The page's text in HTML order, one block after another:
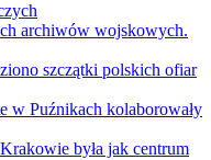
archiwów wojskowych.
szczątki polskich ofiar
w Puźnikach kolaborowały
była jak centrum